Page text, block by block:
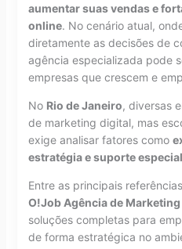
aumentar suas vendas e
online. No cenário atual,
diretamente as decisões de
agência especializada pode
empresas que crescem e
No Rio de Janeiro, diversas
de marketing digital, mas
exige analisar fatores como
estratégia e suporte
Entre as principais
O!Job Agência de
soluções completas para
de forma estratégica no